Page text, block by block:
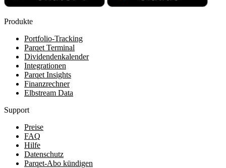
Produkte
Portfolio-Tracking
Parqet Terminal
Dividendenkalender
Integrationen
Parqet Insights
Finanzrechner
Elbstream Data
Support
Preise
FAQ
Hilfe
Datenschutz
Parqet-Abo kündigen